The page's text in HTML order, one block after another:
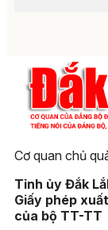
Cơ quan chủ
Tỉnh ủy Đắk
Giấy phép
của bộ TT-TT